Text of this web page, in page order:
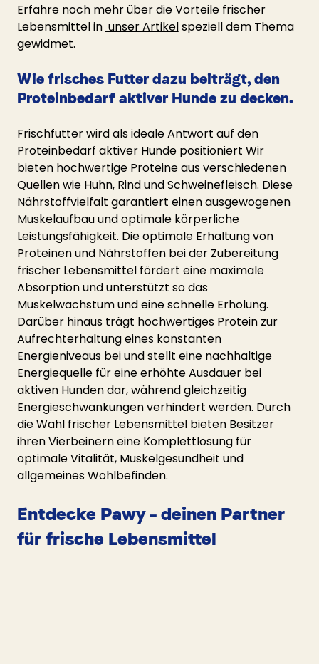
Erfahre noch mehr über die Vorteile frischer
Lebensmittel in unser Artikel speziell dem Thema
gewidmet.
Wie frisches Futter dazu beiträgt, den
Proteinbedarf aktiver Hunde zu decken.
Frischfutter wird als ideale Antwort auf den
Proteinbedarf aktiver Hunde positioniert Wir
bieten hochwertige Proteine aus verschiedenen
Quellen wie Huhn, Rind und Schweinefleisch. Diese
Nährstoffvielfalt garantiert einen ausgewogenen
Muskelaufbau und optimale körperliche
Leistungsfähigkeit. Die optimale Erhaltung von
Proteinen und Nährstoffen bei der Zubereitung
frischer Lebensmittel fördert eine maximale
Absorption und unterstützt so das
Muskelwachstum und eine schnelle Erholung.
Darüber hinaus trägt hochwertiges Protein zur
Aufrechterhaltung eines konstanten
Energieniveaus bei und stellt eine nachhaltige
Energiequelle für eine erhöhte Ausdauer bei
aktiven Hunden dar, während gleichzeitig
Energieschwankungen verhindert werden. Durch
die Wahl frischer Lebensmittel bieten Besitzer
ihren Vierbeinern eine Komplettlösung für
optimale Vitalität, Muskelgesundheit und
allgemeines Wohlbefinden.
Entdecke Pawy – deinen Partner
für frische Lebensmittel